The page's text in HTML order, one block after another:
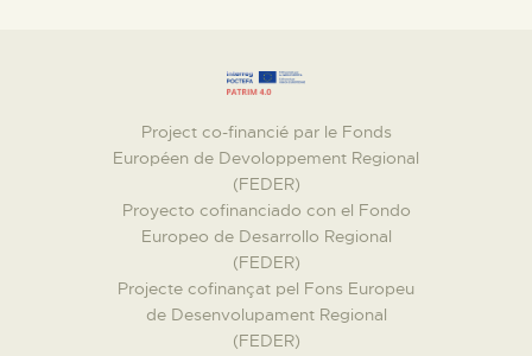
Project co-financié par le Fonds
Européen de Devoloppement Regional
(FEDER)
Proyecto cofinanciado con el Fondo
Europeo de Desarrollo Regional
(FEDER)
Projecte cofinançat pel Fons Europeu
de Desenvolupament Regional
(FEDER)